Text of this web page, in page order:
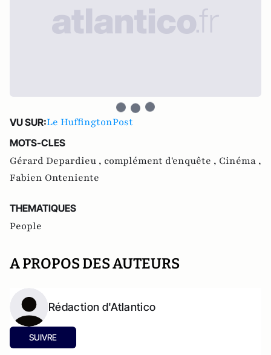
VU SUR:Le HuffingtonPost
MOTS-CLES
Gérard Depardieu , complément d'enquête , Cinéma ,
Fabien Onteniente
THEMATIQUES
People
A PROPOS DES AUTEURS
Rédaction d'Atlantico
SUIVRE